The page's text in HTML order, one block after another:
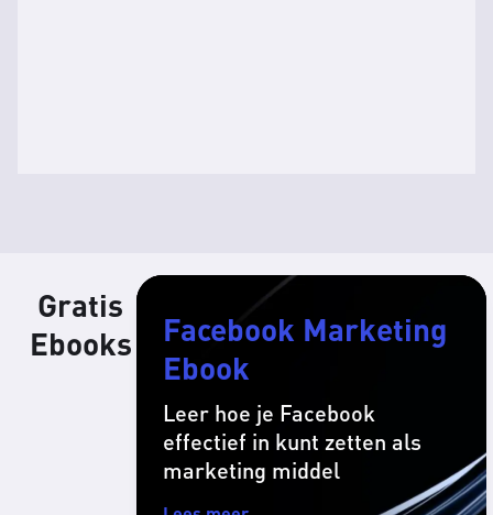
Gratis
Ebooks
Facebook Marketing
Ebook
Leer hoe je Facebook
effectief in kunt zetten als
marketing middel